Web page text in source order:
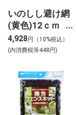
いのしし避け網
(黄色)12ｃｍ
2X15M 防獣ネ
ット
4,928円（10%税込）
(内消費税等448円)